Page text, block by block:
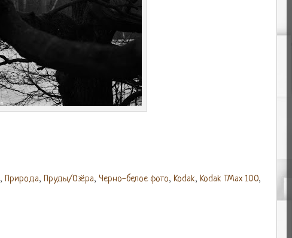
, Природа, Пруды/Озёра, Черно-белое фото, Kodak, Kodak TMax 100,